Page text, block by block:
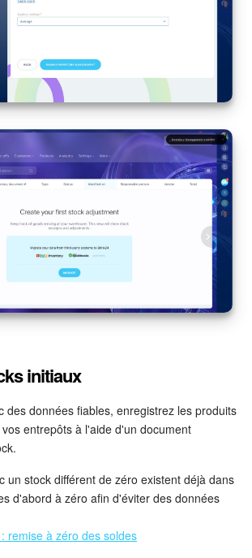
initiaux
des données fiables, enregistrez les produits
entrepôts à l'aide d'un document
un stock différent de zéro existent déjà dans
d'abord à zéro afin d'éviter des données
remise à zéro des soldes